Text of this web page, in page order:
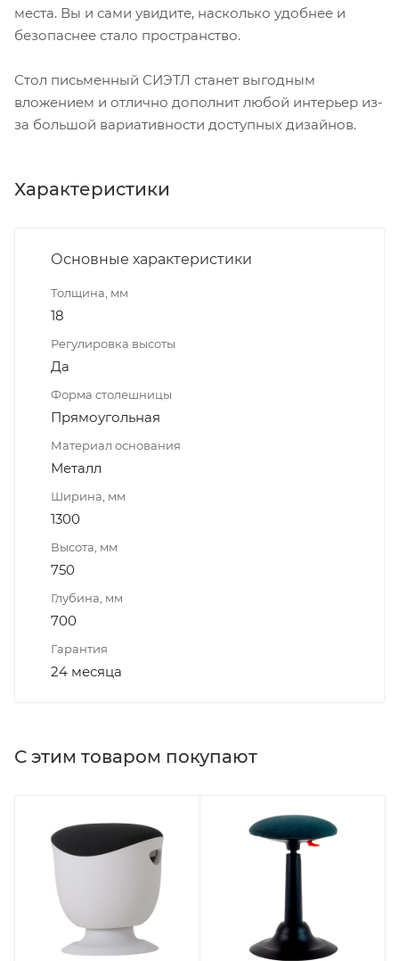
места. Вы и сами увидите, насколько удобнее и
безопаснее стало пространство.
Стол письменный СИЭТЛ станет выгодным
вложением и отлично дополнит любой интерьер из-
за большой вариативности доступных дизайнов.
Характеристики
Основные характеристики
Толщина, мм
18
Регулировка высоты
Да
Форма столешницы
Прямоугольная
Материал основания
Металл
Ширина, мм
1300
Высота, мм
750
Глубина, мм
700
Гарантия
24 месяца
С этим товаром покупают